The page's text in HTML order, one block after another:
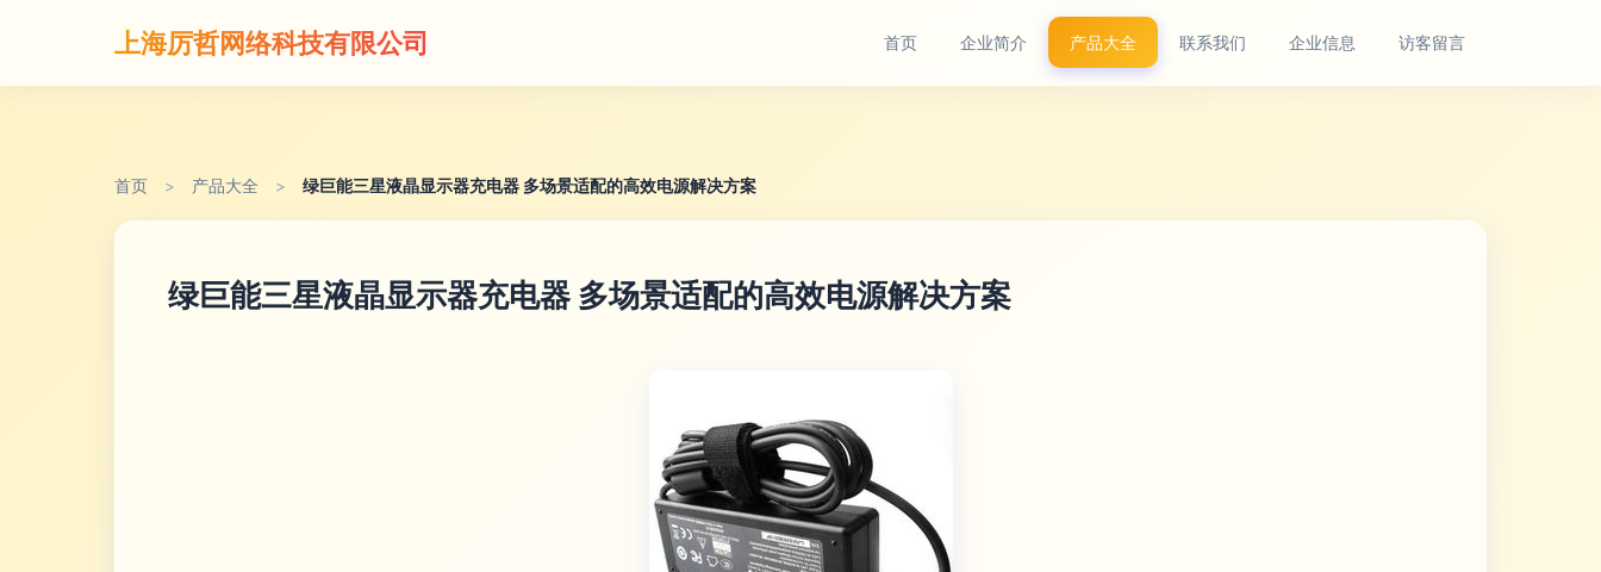
上海厉哲网络科技有限公司 首页 企业简介 产品大全 联系我们 企业信息 访客留言
首页 > 产品大全 > 绿巨能三星液晶显示器充电器 多场景适配的高效电源解决方案
绿巨能三星液晶显示器充电器 多场景适配的高效电源解决方案